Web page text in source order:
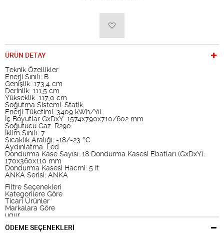
ÜRÜN DETAY
Teknik Özellikler
Enerji Sınıfı: B
Genişlik: 173,4 cm
Derinlik: 111,5 cm
Yükseklik: 117,0 cm
Soğutma Sistemi: Statik
Enerji Tüketimi: 3409 kWh/Yıl
İç Boyutlar GxDxY: 1574x790x710/602 mm
Soğutucu Gaz: R290
İklim Sınıfı: 7
Sıcaklık Aralığı: -18/-23 °C
Aydınlatma: Led
Dondurma Kase Sayısı: 18 Dondurma Kasesi Ebatları (GxDxY):
170x360x110 mm
Dondurma Kasesi Hacmi: 5 It
ANKA Serisi: ANKA
Filtre Seçenekleri
Kategorilere Göre
Ticari Ürünler
Markalara Göre
ugur
ÖDEME SEÇENEKLERİ